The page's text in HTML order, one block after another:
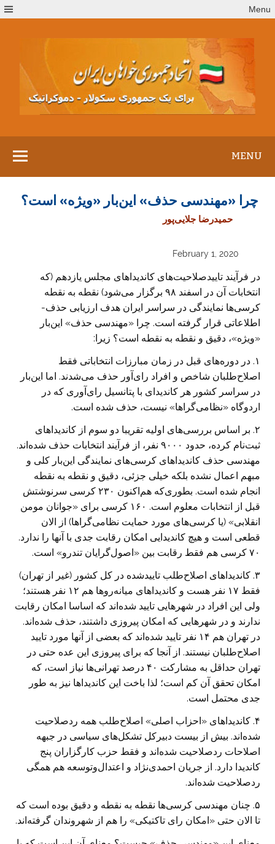
to
Menu
MENU
چرا «مهندسی حذف» این‌بار «ویژه» است؟
حمیدرضا جلایی‌پور
February 1, 2020
در فرآیند تاییدصلاحیت‌های کاندیداهای مجلس یازدهم (که
انتخابات آن در اسفند ۹۸ برگزار می‌شود) نقطه به نقطه
کرسی‌ها نمایندگی در سراسر ایران هدف ارزیابی حذف-
اطلاعاتی قرار گرفته است. چرا «مهندسی حذف» این‌بار
«ویژه»، دقیق و نقطه به نقطه است؟ زیرا:
۱. در دوره‌های قبل در زمان مبارزات انتخاباتی فقط
اصلاح‌طلبان شاخص و افراد رای‌آور حذف می‌شدند. اما این‌بار
در سراسر کشور هر کاندیدای با پتانسیل رای‌آوری که در
اردوگاه «نظامی‌گرا‌ها» نیست، حذف شده است.
۲. بر اساس بررسی‌های اولیه تقریبا دو سوم از کاندیداهای
ثبت‌نام کرده، حدود ۹۰۰۰ نفر، از فرآیند انتخابات حذف شده‌اند.
مهندسی حذف‌ کاندیداهای کرسی‌های نمایندگی این‌بار کلی و
مبهم اعمال نشده بلکه خیلی جزئی، دقیق و نقطه به نقطه
انجام شده است. بطوری‌که هم‌اکنون ۲۳۰ کرسی سرنوشتش
قبل از انتخابات معلوم است. ۱۶۰ کرسی برای «جوانان مومن
انقلابی» (یا کرسی‌های مورد حمایت نظامی‌گراها) از الان
قطعی است و هیچ کاندیدایی امکان رقابت جدی با آنها را ندارد.
۷۰ کرسی هم فقط رقابت بین «اصول‌گرایان تندرو» است.
۳. کاندیداهای اصلاح‌طلب تاییدشده در کل کشور (غیر از تهران)
فقط ۱۷ نفر هست و کاندیداهای میانه‌روها هم ۱۲ نفر هستند؛
ولی این افراد در شهرهایی تایید شده‌اند که اساسا امکان رقابت
ندارند و در شهرهایی که امکان پیروزی داشتند، حذف شده‌اند.
در تهران هم ۱۴ نفر تایید شده‌اند که بعضی از آنها مورد تایید
اصلاح‌طلبان نیستند. از آنجا که برای پیروزی این عده حتی در
تهران حداقل به مشارکت ۴۰ در‌صد تهرانی‌ها نیاز است، که
امکان تحقق آن کم است؛ لذا باخت این کاندیداها نیز به طور
جدی محتمل است.
۴. کاندیداهای «احزاب اصلی» اصلاح‌طلب همه ردصلاحیت
شده‌اند. بیش از بیست دبیرکل تشکل‌های سیاسی در جبهه
اصلاحات ردصلاحیت شده‌اند و فقط حزب کارگزاران پنج
کاندیدا دارد. از جریان احمدی‌نژاد و اعتدال‌وتوسعه هم همگی
ردصلاحیت شده‌اند.
۵. چنان مهندسی کرسی‌ها نقطه به نقطه و دقیق بوده است که
تا الان حتی «امکان رای تاکتیکی» را هم از شهروندان گرفته‌اند.